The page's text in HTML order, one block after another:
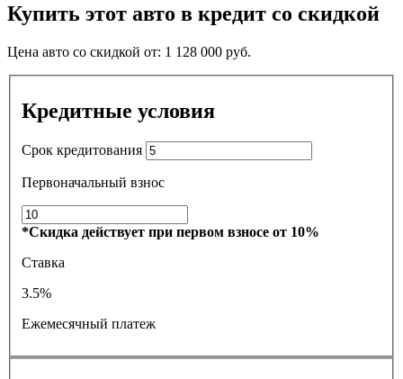
Купить этот авто в кредит со скидкой
Цена авто со скидкой от: 1 128 000 руб.
Кредитные условия
Срок кредитования
Первоначальный взнос
*Скидка действует при первом взносе от 10%
Ставка
3.5%
Ежемесячный платеж